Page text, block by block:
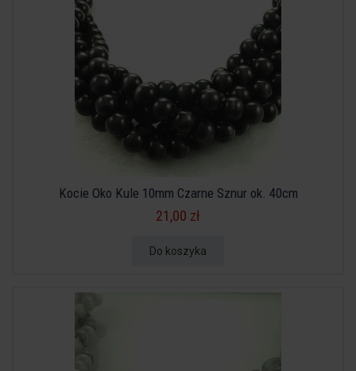
Kocie Oko Kule 10mm Czarne Sznur ok. 40cm
21,00 zł
Do koszyka